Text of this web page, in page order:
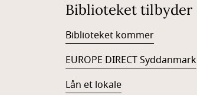
Biblioteket tilbyder
Biblioteket kommer
EUROPE DIRECT Syddanmark
Lån et lokale